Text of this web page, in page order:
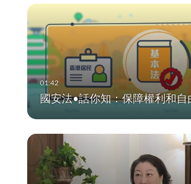
國安法•話你知：保障權利和自